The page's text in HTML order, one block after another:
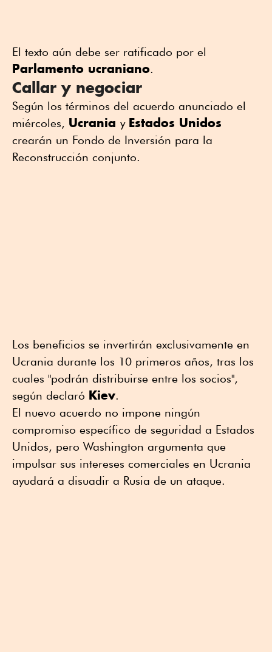
El texto aún debe ser ratificado por el
Parlamento ucraniano.
Callar y negociar
Según los términos del acuerdo anunciado el
miércoles, Ucrania y Estados Unidos
crearán un Fondo de Inversión para la
Reconstrucción conjunto.
Los beneficios se invertirán exclusivamente en
Ucrania durante los 10 primeros años, tras los
cuales "podrán distribuirse entre los socios",
según declaró Kiev.
El nuevo acuerdo no impone ningún
compromiso específico de seguridad a Estados
Unidos, pero Washington argumenta que
impulsar sus intereses comerciales en Ucrania
ayudará a disuadir a Rusia de un ataque.